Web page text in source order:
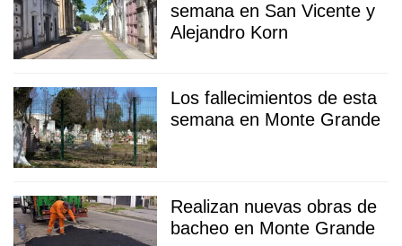
semana en San Vicente y
Alejandro Korn
Los fallecimientos de esta
semana en Monte Grande
Realizan nuevas obras de
bacheo en Monte Grande